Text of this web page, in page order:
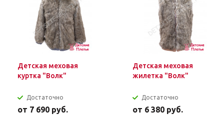
Детская меховая
куртка "Волк"
Достаточно
от 7 690 руб.
Детская меховая
жилетка "Волк"
Достаточно
от 6 380 руб.